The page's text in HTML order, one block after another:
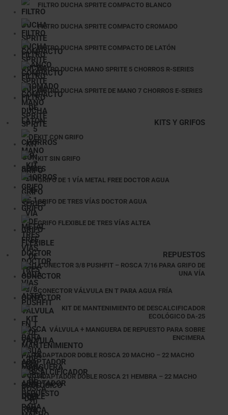
FILTRO DUCHA SPRITE COMPACTO BLANCO
FILTRO DUCHA SPRITE COMPACTO CROMADO
FILTRO DUCHA SPRITE COMPACTO DE LATÓN
FILTRO DUCHA MANO SPRITE 5 CHORROS R-SERIES
FILTRO DUCHA SPRITE DE MANO 7 CHORROS E-SERIES
KITS Y GRIFOS
KIT CON GRIFO
KIT SIN GRIFO
GRIFO DE 1 VÍA METAL FREE DOCTOR AGUA
GRIFO DE TRES VÍAS DOCTOR AGUA
GRIFO FLEXIBLE DE TRES VÍAS ALTEA
REPUESTOS
CONECTOR 3/8 PUSHFIT – ROSCA 7/16 PARA GRIFO DE
UNA VÍA
CONECTOR VÁLVULA EN T PARA AGUA FRÍA
KIT DE MANTENIMIENTO DE DESCALCIFICADOR
ECOLÓGICO DA-25
VÁLVULA + MANGUERA DE REPUESTO PARA SOBRE
ENCIMERA
ADAPTADOR DOBLE ROSCA 20 MACHO – 22 MACHO
ADAPTADOR DOBLE ROSCA 21 HEMBRA – 22 MACHO